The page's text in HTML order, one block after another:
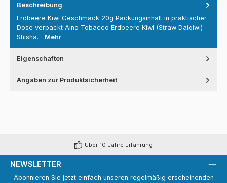
Beschreibung
Erdbeere Kiwi Geschmack 20g Packungsinhalt in praktischer
Dose verpackt Aino Tobacco Erdbeere Kiwi (Straw Daiqiwi)
Shisha… Mehr
Eigenschaften
Angaben zur Produktsicherheit
Über 10 Jahre Erfahrung
NEWSLETTER
Abonnieren Sie jetzt einfach unseren regelmäßig erscheinenden